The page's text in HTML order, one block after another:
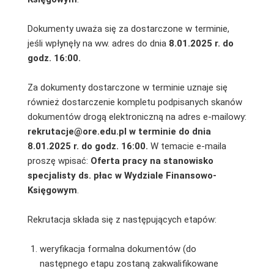
Dokumenty uważa się za dostarczone w terminie,
jeśli wpłynęły na ww. adres do dnia 8.01.2025 r. do
godz. 16:00.
Za dokumenty dostarczone w terminie uznaje się
również dostarczenie kompletu podpisanych skanów
dokumentów drogą elektroniczną na adres e-mailowy:
rekrutacje@ore.edu.pl w terminie do dnia
8.01.2025 r. do godz. 16:00. W temacie e-maila
proszę wpisać: Oferta pracy na stanowisko
specjalisty ds. płac w Wydziale Finansowo-
Księgowym.
Rekrutacja składa się z następujących etapów:
weryfikacja formalna dokumentów (do
następnego etapu zostaną zakwalifikowane